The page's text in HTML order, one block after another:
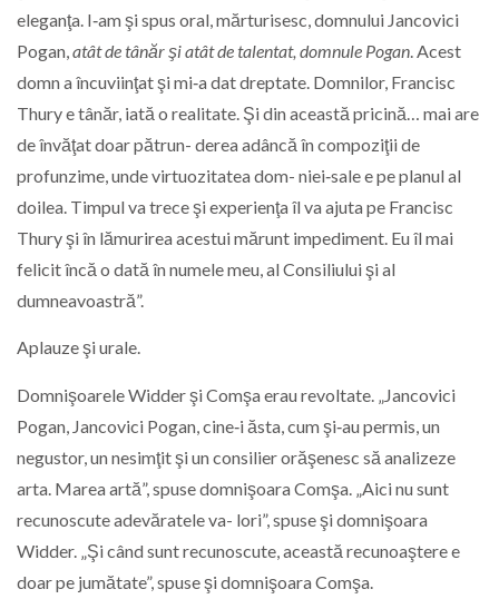
eleganţa. I‑am şi spus oral, mărturisesc, domnului Jancovici
Pogan,atât de tânăr şi atât de talentat, domnule Pogan. Acest
domn a încuviinţat şi mi‑a dat dreptate. Domnilor, Francisc
Thury e tânăr, iată o realitate. Şi din această pricină… mai are
de învăţat doar pătrun- derea adâncă în compoziţii de
profunzime, unde virtuozitatea dom- niei‑sale e pe planul al
doilea. Timpul va trece şi experienţa îl va ajuta pe Francisc
Thury şi în lămurirea acestui mărunt impediment. Eu îl mai
felicit încă o dată în numele meu, al Consiliului şi al
dumneavoastră”.
Aplauze şi urale.
Domnişoarele Widder şi Comşa erau revoltate. „Jancovici
Pogan, Jancovici Pogan, cine‑i ăsta, cum şi‑au permis, un
negustor, un nesimţit şi un consilier orăşenesc să analizeze
arta. Marea artă”, spuse domnişoara Comşa. „Aici nu sunt
recunoscute adevăratele va- lori”, spuse şi domnişoara
Widder. „Şi când sunt recunoscute, această recunoaştere e
doar pe jumătate”, spuse şi domnişoara Comşa.